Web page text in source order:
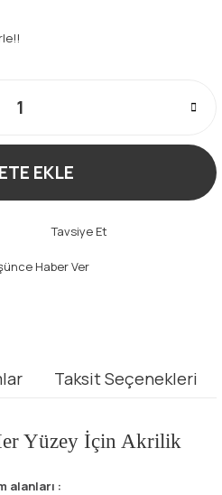
EKLE
Tavsiye Et
Haber Ver
Taksit Seçenekleri
Yüzey İçin Akrilik
alanları :